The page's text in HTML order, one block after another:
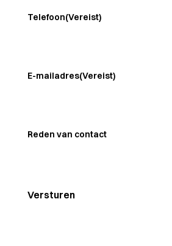
Telefoon(Vereist)
E-mailadres(Vereist)
Reden van contact